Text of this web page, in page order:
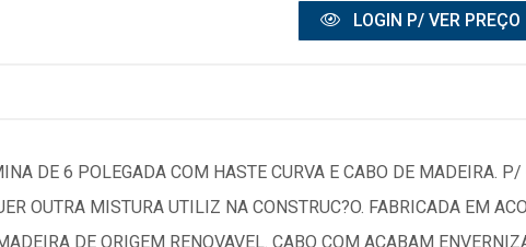
LOGIN P/ VER PREÇO
DE 6 POLEGADA COM HASTE CURVA E CABO DE MADEIRA.
OUTRA MISTURA UTILIZ NA CONSTRUC?O. FABRICADA EM
DE ORIGEM RENOVAVEL. CABO COM ACABAM